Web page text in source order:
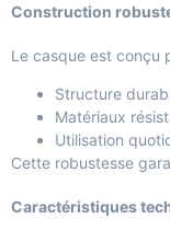
Construction
Le casque est conçu
Structure
Matériaux
Utilisation
Cette robustesse
Caractéristiques